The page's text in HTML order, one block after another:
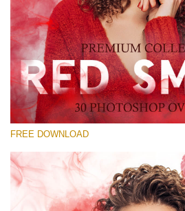
Please select
Free Red Smoke Overlay #14
Small 800*533px
Red Smoke
(30 Overlays)
Luxury Wedding
(373 Overlays)
FREE DOWNLOAD